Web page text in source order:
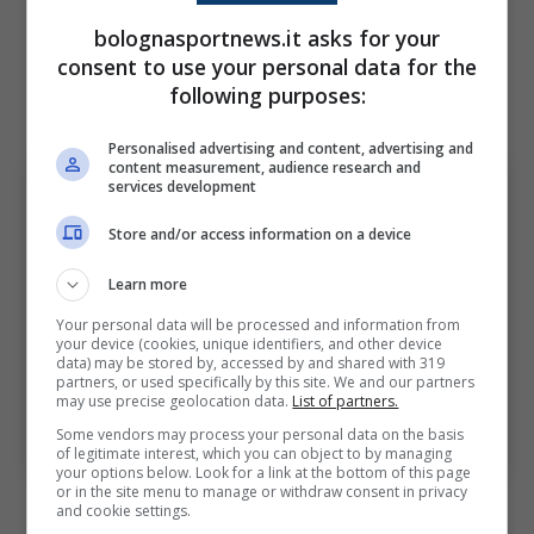
campo, risultando decisivo in ognuna di esse.
Un centrocampista moderno che ha attirato
su di sé le luci del palcoscenico europeo.
Gruppo B del Mondiale. Bologna Sport News (Ansa foto)
Disputa l’ultima Europa League
bolognasportnews.it asks for your
consent to use your personal data for the
following purposes:
Personalised advertising and content, advertising and
content measurement, audience research and
services development
Store and/or access information on a device
Learn more
Your personal data will be processed and information from
your device (cookies, unique identifiers, and other device
data) may be stored by, accessed by and shared with 319
partners, or used specifically by this site. We and our partners
may use precise geolocation data. List of partners.
Some vendors may process your personal data on the basis
of legitimate interest, which you can object to by managing
your options below. Look for a link at the bottom of this page
or in the site menu to manage or withdraw consent in privacy
and cookie settings.